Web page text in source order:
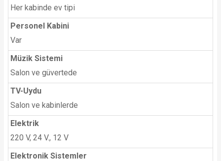
Her kabinde ev tipi
Personel Kabini
Var
Müzik Sistemi
Salon ve güvertede
TV-Uydu
Salon ve kabinlerde
Elektrik
220 V, 24 V., 12 V
Elektronik Sistemler